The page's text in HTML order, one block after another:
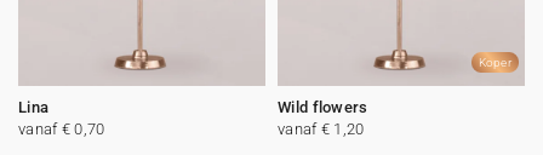
Lina
vanaf € 0,70
Koper
Wild flowers
vanaf € 1,20